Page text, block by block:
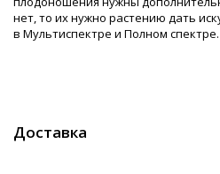
нет, то их нужно растению дать
в Мультиспектре и Полном спектре.
Доставка